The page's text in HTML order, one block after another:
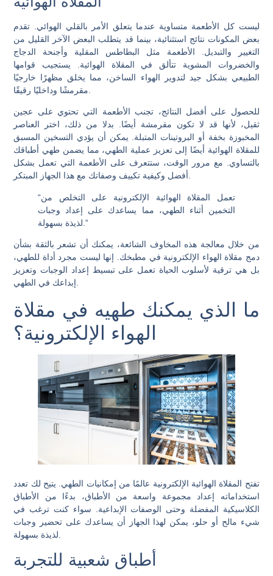
ليست كل الأطعمة متساوية عندما يتعلق الأمر بالقلي الهوائي. تقدم
بعض المكونات نتائج استثنائية، بينما قد يتطلب البعض الآخر القليل من
التغيير والتبديل. الأطعمة مثل البطاطس المقلية وأجنحة الدجاج
والخضروات المشوية تتألق في المقلاة الهوائية. يستجيب قوامها
الطبيعي بشكل جيد لتدوير الهواء الساخن، مما يخلق مظهرًا خارجيًا
للحصول على أفضل النتائج، تجنب الأطعمة التي تحتوي على عجين
ثقيل، لأنها قد لا تكون مقرمشة أيضًا. بدلا من ذلك، اختر العناصر
المخبوزة بخفة أو البروتينات المتبلة. يمكن أن يؤدي التسخين المسبق
للمقلاة الهوائية أيضًا إلى تعزيز عملية الطهي، مما يضمن طهي أطباقك
بالتساوي. مع مرور الوقت، ستتعرف على الأطعمة التي تعمل بشكل
أفضل وكيفية تكييف وصفاتك مع هذا الجهاز المبتكر.
“تعمل المقلاة الهوائية الإلكترونية على التخلص من
التخمين أثناء الطهي، مما يساعدك على إعداد وجبات
لذيذة بسهولة.”
من خلال معالجة هذه المخاوف الشائعة، يمكنك أن تشعر بالثقة بشأن
دمج مقلاة الهواء الإلكترونية في مطبخك. إنها ليست مجرد أداة للطهي،
بل هي ترقية لأسلوب الحياة تعمل على تبسيط إعداد الوجبات وتعزيز
إبداعك في الطهي.
ما الذي يمكنك طهيه في مقلاة
الهواء الإلكترونية؟
تفتح المقلاة الهوائية الإلكترونية عالمًا من إمكانيات الطهي. يتيح لك تعدد
استخداماته إعداد مجموعة واسعة من الأطباق، بدءًا من الأطباق
الكلاسيكية المفضلة وحتى الوصفات الإبداعية. سواء كنت ترغب في
شيء مالح أو حلو، يمكن لهذا الجهاز أن يساعدك على تحضير وجبات
أطباق شعبية للتجربة